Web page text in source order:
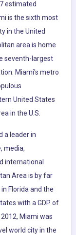
estimated
is the sixth most
in the United
area is home
seventh-largest
Miami's metro
United States
in the U.S.
a leader in
media,
international
Area is by far
Florida and the
with a GDP of
Miami was
world city in the